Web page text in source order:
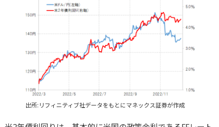
出所:リフィニティブ社データをもとにマネックス証券が作成